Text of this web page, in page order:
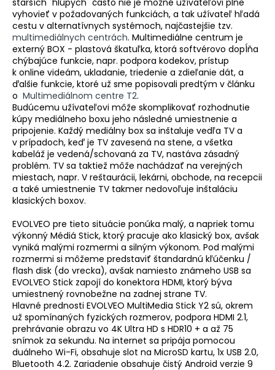
vyhovieť v požadovaných funkciách, a tak užívateľ hľadá
cestu v alternatívnych systémoch, najčastejšie tzv.
multimediálnych centrách. Multimediálne centrum je
externý BOX - plastová škatuľka, ktorá softvérovo dopĺňa
chýbajúce funkcie, napr. podpora kodekov, prístup
k online videám, ukladanie, triedenie a zdieľanie dát, a
ďalšie funkcie, ktoré už sme popisovali predtým v článku
o Multimediálnom centre T2.
Budúcemu užívateľovi môže skomplikovať rozhodnutie
kúpy mediálneho boxu jeho následné umiestnenie a
pripojenie. Každý mediálny box sa inštaluje vedľa TV a
v prípadoch, keď je TV zavesená na stene, a všetka
kabeláž je vedená/schovaná za TV, nastáva zásadný
problém. TV sa taktiež môže nachádzať na verejných
miestach, napr. V reštaurácii, lekárni, obchode, na recepcii
a také umiestnenie TV takmer nedovoľuje inštaláciu
klasických boxov.
EVOLVEO pre tieto situácie ponúka malý, a napriek tomu
výkonný Médiá Stick, ktorý pracuje ako klasický box, avšak
vyniká malými rozmermi a silným výkonom. Pod malými
rozmermi si môžeme predstaviť štandardnú kľúčenku /
flash disk (do vrecka), avšak namiesto známeho USB sa
EVOLVEO Stick zapojí do konektora HDMI, ktorý býva
umiestnený rovnobežne na zadnej strane TV.
Hlavné prednosti EVOLVEO MultiMedia Stick Y2 sú, okrem
už spomínaných fyzických rozmerov, podpora HDMI 2.1,
prehrávanie obrazu vo 4K Ultra HD s HDR10 + a až 75
snímok za sekundu. Na internet sa pripája pomocou
duálneho Wi-Fi, obsahuje slot na MicroSD kartu, 1x USB 2.0,
Bluetooth 4.2. Zariadenie obsahuje čistý Android verzie 9
e
t
e
n
á
j
s
ť
?